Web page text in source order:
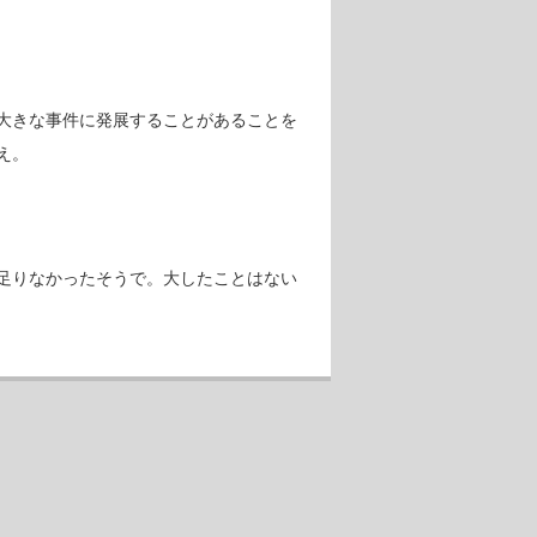
きな事件に発展することがあることを
りなかったそうで。大したことはない